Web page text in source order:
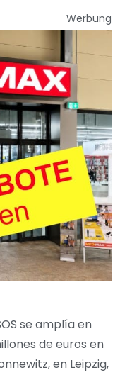
Werbung
se amplía en
de euros en
en Leipzig,